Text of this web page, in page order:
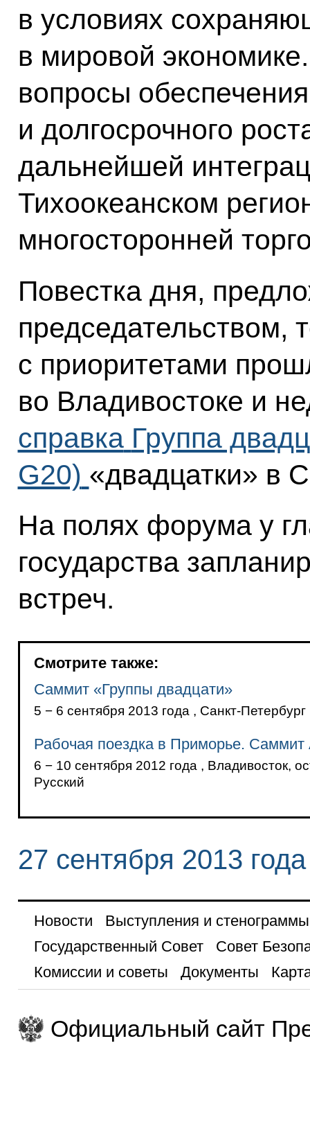
в условиях
в мировой
вопросы
и долгосрочного
дальнейшей
Тихоокеанском
многосторонней
Повестка дня,
председательством,
с приоритетами
во Владивостоке и
справка Группа
G20) «двадцатки» в
На полях форума у
государства
встреч.
Смотрите также:
Саммит «Группы двадцати»
5 − 6 сентября 2013 года , Санкт-Петербург
Рабочая поездка в Приморье.
6 − 10 сентября 2012 года , Владивосток,
Русский
27 сентября 2013 года
Новости
Выступления и стенограммы
Государственный Совет
Совет
Комиссии и советы
Документы
Официальный сайт